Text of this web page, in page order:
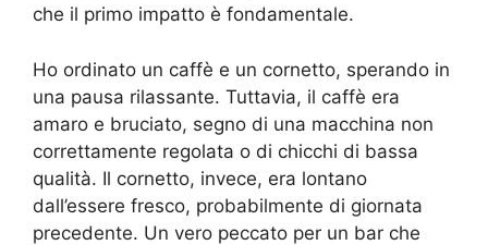
che il primo impatto è fondamentale.
Ho ordinato un caffè e un cornetto, sperando in
una pausa rilassante. Tuttavia, il caffè era
amaro e bruciato, segno di una macchina non
correttamente regolata o di chicchi di bassa
qualità. Il cornetto, invece, era lontano
dall’essere fresco, probabilmente di giornata
precedente. Un vero peccato per un bar che